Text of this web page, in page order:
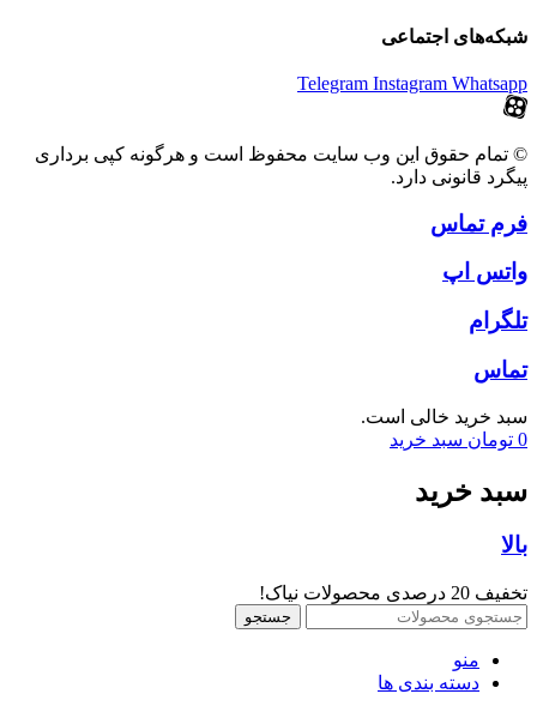
شبکه‌های اجتماعی
Telegram Instagram Whatsapp
© تمام حقوق این وب سایت محفوظ است و هرگونه کپی برداری
پیگرد قانونی دارد.
فرم تماس
واتس اپ
تلگرام
تماس
سبد خرید خالی است.
0 تومان سبد خرید
سبد خرید
بالا
تخفیف 20 درصدی محصولات نیاک!
جستجو
منو
دسته بندی ها